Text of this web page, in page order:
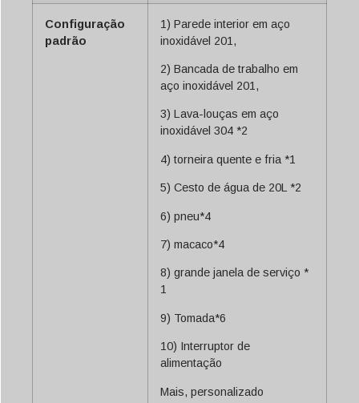
Configuração
padrão
1) Parede interior em aço
inoxidável 201,
2) Bancada de trabalho em
aço inoxidável 201,
3) Lava-louças em aço
inoxidável 304 *2
4) torneira quente e fria *1
5) Cesto de água de 20L *2
6) pneu*4
7) macaco*4
8) grande janela de serviço *
1
9) Tomada*6
10) Interruptor de
alimentação
Mais, personalizado